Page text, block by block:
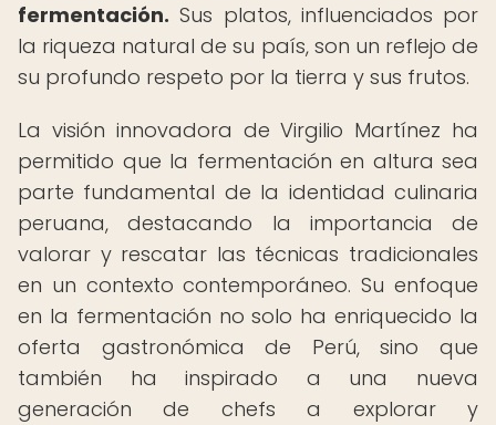
fermentación. Sus platos, influenciados por
la riqueza natural de su país, son un reflejo de
su profundo respeto por la tierra y sus frutos.
La visión innovadora de Virgilio Martínez ha
permitido que la fermentación en altura sea
parte fundamental de la identidad culinaria
peruana, destacando la importancia de
valorar y rescatar las técnicas tradicionales
en un contexto contemporáneo. Su enfoque
en la fermentación no solo ha enriquecido la
oferta gastronómica de Perú, sino que
también ha inspirado a una nueva
generación de chefs a explorar y